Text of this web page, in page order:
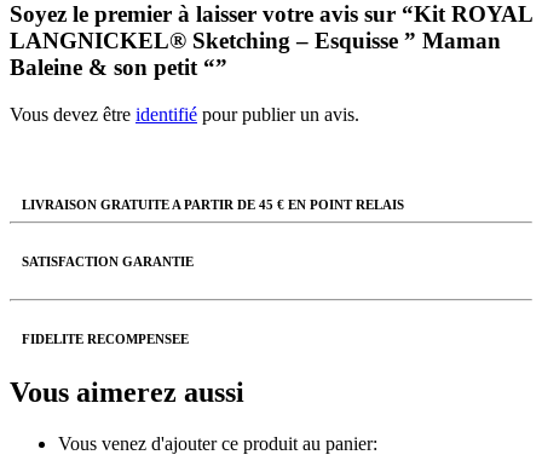
Soyez le premier à laisser votre avis sur “Kit ROYAL
LANGNICKEL® Sketching – Esquisse ” Maman
Baleine & son petit “”
Vous devez être identifié pour publier un avis.
LIVRAISON GRATUITE A PARTIR DE 45 € EN POINT RELAIS
SATISFACTION GARANTIE
FIDELITE RECOMPENSEE
Vous aimerez aussi
Vous venez d'ajouter ce produit au panier: